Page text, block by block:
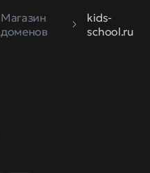
Магазин
доменов
kids-
school.ru